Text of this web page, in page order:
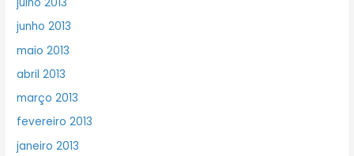
junho 2013
maio 2013
abril 2013
março 2013
fevereiro 2013
janeiro 2013